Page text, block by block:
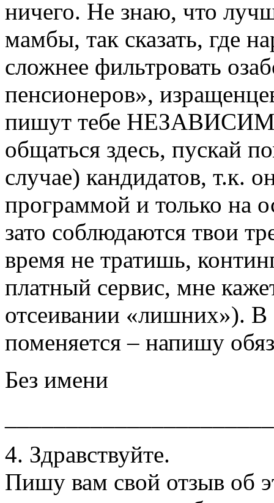
ничего. Не знаю, что
мамбы, так сказать, где
сложнее фильтровать
пенсионеров»,
пишут тебе
общаться здесь, пускай
случае) кандидатов, т.к.
программой и только на
зато соблюдаются твои
время не тратишь,
платный сервис, мне
отсеивании «лишних»).
поменяется – напишу
Без имени
4. Здравствуйте.
Пишу вам свой отзыв об